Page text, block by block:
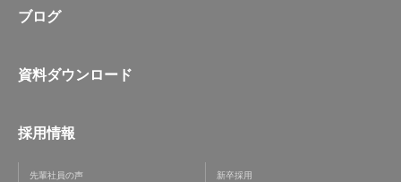
ブログ
資料ダウンロード
採用情報
先輩社員の声 新卒採用